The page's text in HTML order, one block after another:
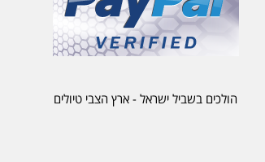
הולכים בשביל ישראל - ארץ הצבי טיולים